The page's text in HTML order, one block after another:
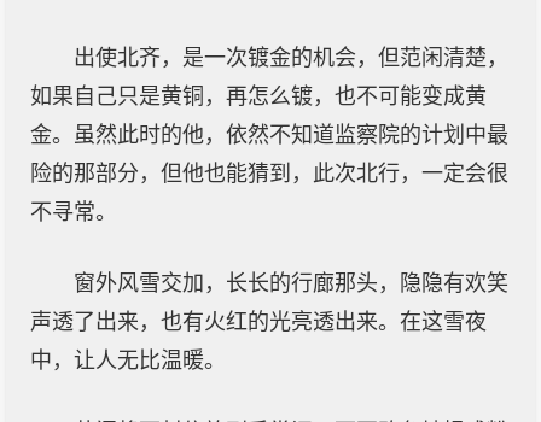
出使北齐，是一次镀金的机会，但范闲清楚，
如果自己只是黄铜，再怎么镀，也不可能变成黄
金。虽然此时的他，依然不知道监察院的计划中最
险的那部分，但他也能猜到，此次北行，一定会很
不寻常。
窗外风雪交加，长长的行廊那头，隐隐有欢笑
声透了出来，也有火红的光亮透出来。在这雪夜
中，让人无比温暖。